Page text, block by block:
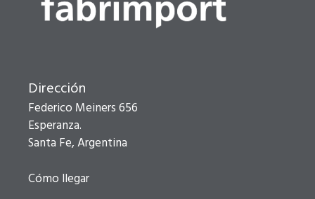
Dirección
Federico Meiners 656
Esperanza.
Santa Fe, Argentina
Cómo llegar